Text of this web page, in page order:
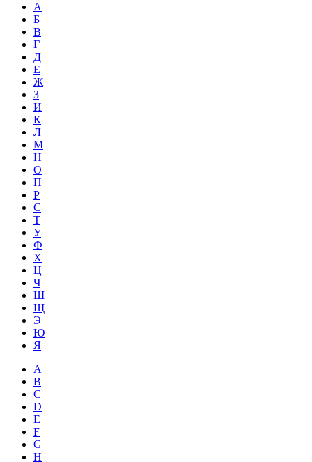
А
Б
В
Г
Д
Е
Ж
З
И
К
Л
М
Н
О
П
Р
С
Т
У
Ф
Х
Ц
Ч
Ш
Щ
Э
Ю
Я
A
B
C
D
E
F
G
H